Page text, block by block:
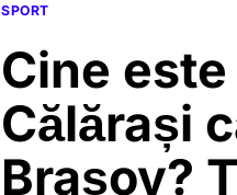
SPORT
Cine
Călărași
Brașov?